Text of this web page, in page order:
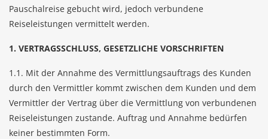
Pauschalreise gebucht wird, jedoch verbundene
Reiseleistungen vermittelt werden.
1. VERTRAGSSCHLUSS, GESETZLICHE VORSCHRIFTEN
1.1. Mit der Annahme des Vermittlungsauftrags des Kunden
durch den Vermittler kommt zwischen dem Kunden und dem
Vermittler der Vertrag über die Vermittlung von verbundenen
Reiseleistungen zustande. Auftrag und Annahme bedürfen
keiner bestimmten Form.